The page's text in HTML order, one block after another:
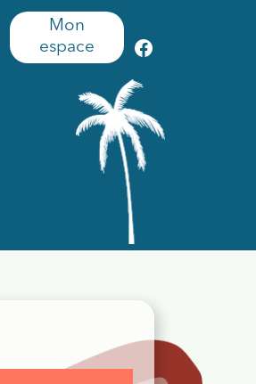
Mon
espace